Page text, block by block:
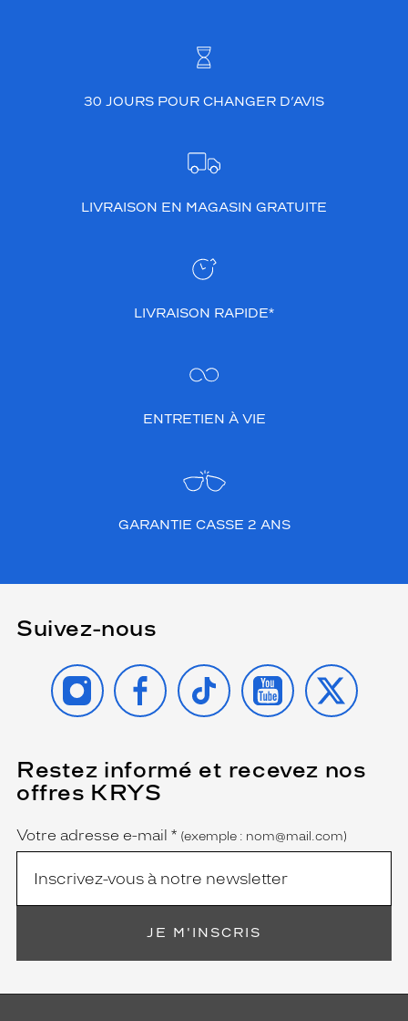
30 JOURS POUR CHANGER D’AVIS
LIVRAISON EN MAGASIN GRATUITE
LIVRAISON RAPIDE*
ENTRETIEN À VIE
GARANTIE CASSE 2 ANS
Suivez-nous
INSTAGRAMFACEBOOK
TIKTOK YOUTUBE
X
Restez informé et recevez nos
offres KRYS
Name
Votre adresse e-mail *
(Ce
champ
est
(exemple : nom@mail.com)
JE M'INSCRIS